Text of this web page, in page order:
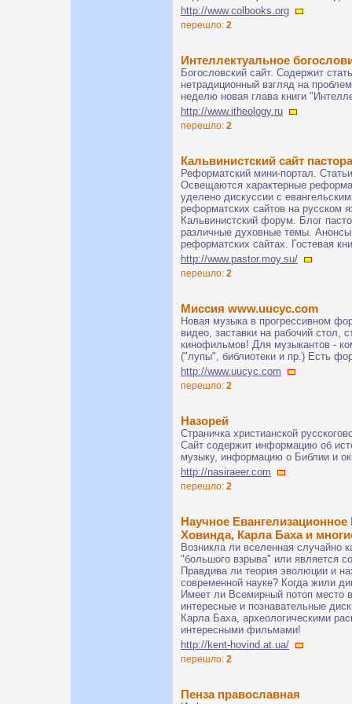
http://www.colbooks.org
перешло: 2
Интеллектуальное
Богословский сайт. Содержит
нетрадиционный взгляд на
неделю новая глава книги
http://www.itheology.ru
перешло: 2
Кальвинистский сайт
Реформатский мини-портал.
Освещаются характерные
уделено дискуссии с
реформатских сайтов на русском
Кальвинистский форум. Блог
различные духовные темы.
реформатских сайтах. Гостевая
http://www.pastor.moy.su/
перешло: 2
Миссия www.uucyc.com
Новая музыка в прогрессивном
видео, заставки на рабочий стол,
кинофильмов! Для музыкантов -
("лупы", библиотеки и пр.) Есть
http://www.uucyc.com
перешло: 2
Назорей
Страничка христианской
Сайт содержит информацию об
музыку, информацию о Библии и
http://nasiraeer.com
перешло: 2
Научное
Ховинда, Карла Баха и
Возникла ли вселенная случайно
"большого взрыва" или является
Правдива ли теория эволюции и
современной науке? Когда жили
Имеет ли Всемирный потоп место
интересные и познавательные
Карла Баха, археологическими
интересными фильмами!
http://kent-hovind.at.ua/
перешло: 2
Пенза православная